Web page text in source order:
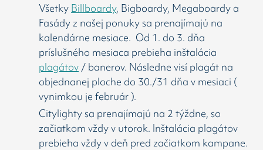
Všetky Billboardy, Bigboardy, Megaboardy a
Fasády z našej ponuky sa prenajímajú na
kalendárne mesiace. Od 1. do 3. dňa
príslušného mesiaca prebieha inštalácia
plagátov / banerov. Následne visí plagát na
objednanej ploche do 30./31 dňa v mesiaci (
vynimkou je február ).
Citylighty sa prenajímajú na 2 týždne, so
začiatkom vždy v utorok. Inštalácia plagátov
prebieha vždy v deň pred začiatkom kampane.